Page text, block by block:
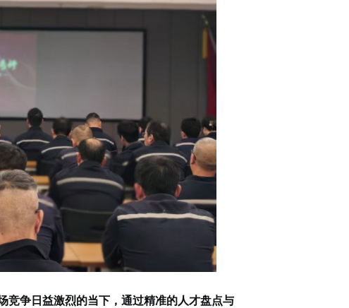
竞争日益激烈的当下，通过精准的人才盘点与